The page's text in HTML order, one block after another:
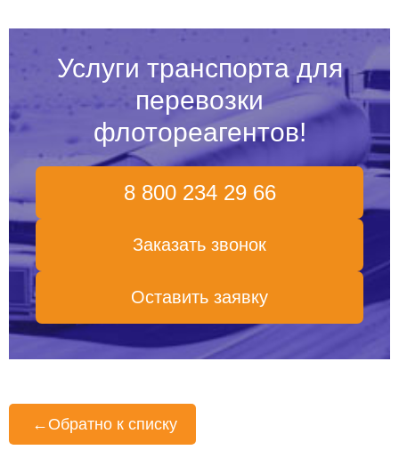
Услуги транспорта для
перевозки
флотореагентов!
8 800 234 29 66
Заказать звонок
Оставить заявку
← Обратно к списку